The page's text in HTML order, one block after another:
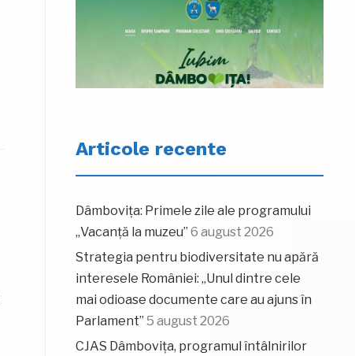
Articole recente
Dâmbovița: Primele zile ale programului
„Vacanță la muzeu” 6 august 2026
Strategia pentru biodiversitate nu apără
interesele României: „Unul dintre cele
mai odioase documente care au ajuns în
Parlament” 5 august 2026
CJAS Dâmbovița, programul întâlnirilor